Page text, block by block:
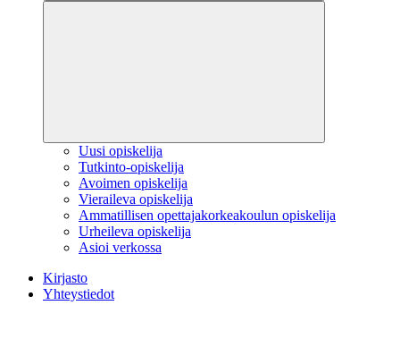
Uusi opiskelija
Tutkinto-opiskelija
Avoimen opiskelija
Vieraileva opiskelija
Ammatillisen opettajakorkeakoulun opiskelija
Urheileva opiskelija
Asioi verkossa
Kirjasto
Yhteystiedot